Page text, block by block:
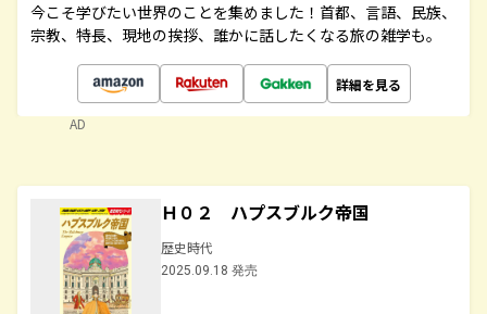
今こそ学びたい世界のことを集めました！首都、言語、民族、
宗教、特長、現地の挨拶、誰かに話したくなる旅の雑学も。
詳細を見る
AD
Ｈ０２ ハプスブルク帝国
歴史時代
2025.09.18 発売